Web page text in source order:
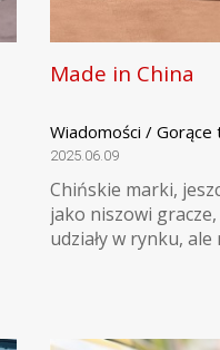
Made in China
Wiadomości /
2025.06.09
Chińskie marki,
jako niszowi
udziały w rynku,